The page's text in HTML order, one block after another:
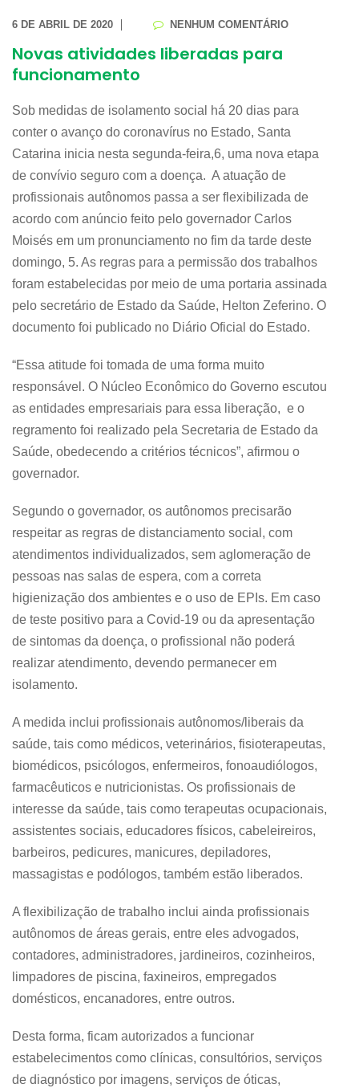
6 DE ABRIL DE 2020 NENHUM COMENTÁRIO
Novas atividades liberadas para
funcionamento
Sob medidas de isolamento social há 20 dias para
conter o avanço do coronavírus no Estado, Santa
Catarina inicia nesta segunda-feira,6, uma nova etapa
de convívio seguro com a doença. A atuação de
profissionais autônomos passa a ser flexibilizada de
acordo com anúncio feito pelo governador Carlos
Moisés em um pronunciamento no fim da tarde deste
domingo, 5. As regras para a permissão dos trabalhos
foram estabelecidas por meio de uma portaria assinada
pelo secretário de Estado da Saúde, Helton Zeferino. O
documento foi publicado no Diário Oficial do Estado.
“Essa atitude foi tomada de uma forma muito
responsável. O Núcleo Econômico do Governo escutou
as entidades empresariais para essa liberação, e o
regramento foi realizado pela Secretaria de Estado da
Saúde, obedecendo a critérios técnicos”, afirmou o
governador.
Segundo o governador, os autônomos precisarão
respeitar as regras de distanciamento social, com
atendimentos individualizados, sem aglomeração de
pessoas nas salas de espera, com a correta
higienização dos ambientes e o uso de EPIs. Em caso
de teste positivo para a Covid-19 ou da apresentação
de sintomas da doença, o profissional não poderá
realizar atendimento, devendo permanecer em
isolamento.
A medida inclui profissionais autônomos/liberais da
saúde, tais como médicos, veterinários, fisioterapeutas,
biomédicos, psicólogos, enfermeiros, fonoaudiólogos,
farmacêuticos e nutricionistas. Os profissionais de
interesse da saúde, tais como terapeutas ocupacionais,
assistentes sociais, educadores físicos, cabeleireiros,
barbeiros, pedicures, manicures, depiladores,
massagistas e podólogos, também estão liberados.
A flexibilização de trabalho inclui ainda profissionais
autônomos de áreas gerais, entre eles advogados,
contadores, administradores, jardineiros, cozinheiros,
limpadores de piscina, faxineiros, empregados
domésticos, encanadores, entre outros.
Desta forma, ficam autorizados a funcionar
estabelecimentos como clínicas, consultórios, serviços
de diagnóstico por imagens, serviços de óticas,